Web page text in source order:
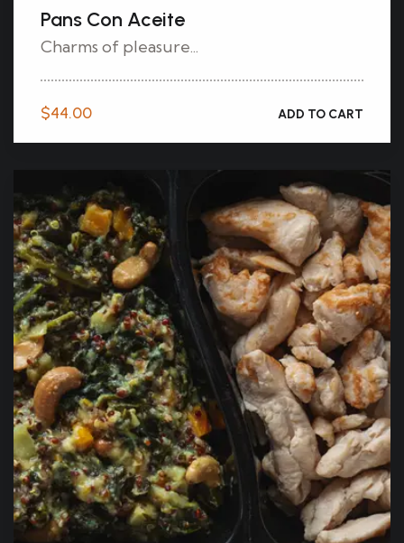
Pans Con Aceite
Charms of pleasure...
$44.00 ADD TO CART